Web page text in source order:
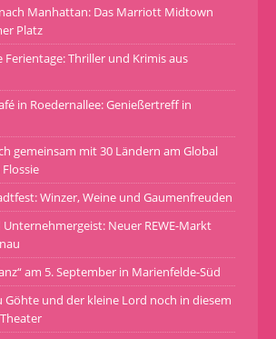
Manhattan: Das Marriott Midtown
Platz
Ferientage: Thriller und Krimis aus
in Roedernallee: Genießertreff in
gemeinsam mit 30 Ländern am Global
Winzer, Weine und Gaumenfreuden
Neuer REWE-Markt
am 5. September in Marienfelde-Süd
Göhte und der kleine Lord noch in diesem